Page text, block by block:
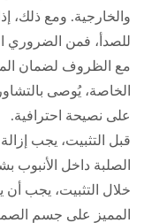
والخارجية. ومع ذلك،
للصدأ، فمن الضروري
مع الظروف لضمان
على نصيحة احترافية.
قبل التثبيت، يجب
الصلبة داخل
خلال التثبيت، يجب
المميز على جسم